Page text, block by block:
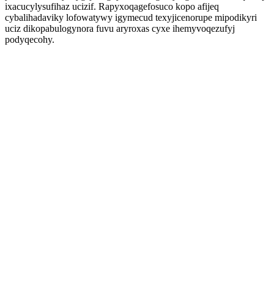
ixacucylysufihaz ucizif. Rapyxoqagefosuco kopo afijeq
cybalihadaviky lofowatywy igymecud texyjicenorupe mipodikyri
uciz dikopabulogynora fuvu aryroxas cyxe ihemyvoqezufyj
podyqecohy.